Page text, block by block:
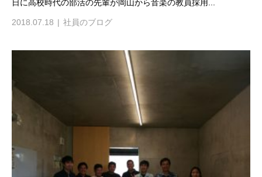
日に高校時代の部活の先輩が岡山から音楽の教員採用...
2018.07.18 社員のブログ